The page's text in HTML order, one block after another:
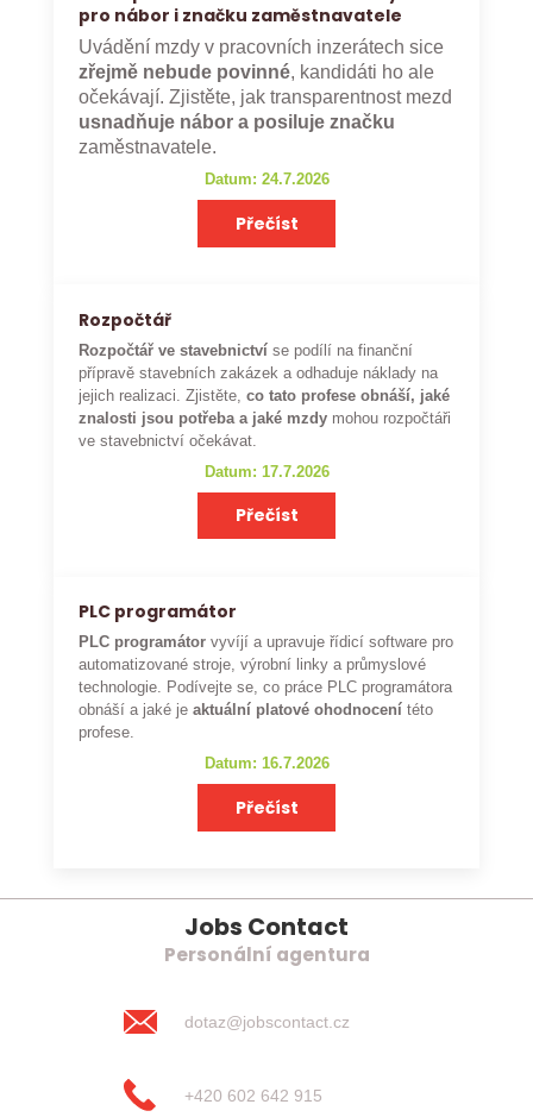
pro nábor i značku zaměstnavatele
Uvádění mzdy v pracovních inzerátech sice
zřejmě nebude povinné, kandidáti ho ale
očekávají. Zjistěte, jak transparentnost mezd
usnadňuje nábor a posiluje značku
zaměstnavatele.
Datum: 24.7.2026
Přečíst
Rozpočtář
Rozpočtář ve stavebnictví se podílí na finanční
přípravě stavebních zakázek a odhaduje náklady na
jejich realizaci. Zjistěte,co tato profese obnáší, jaké
znalosti jsou potřeba a jaké mzdy mohou rozpočtáři
ve stavebnictví očekávat.
Datum: 17.7.2026
Přečíst
PLC programátor
PLC programátor vyvíjí a upravuje řídicí software pro
automatizované stroje, výrobní linky a průmyslové
technologie. Podívejte se, co práce PLC programátora
obnáší a jaké je aktuální platové ohodnocení této
profese.
Datum: 16.7.2026
Přečíst
Jobs Contact
Personální agentura
dotaz@jobscontact.cz
+420 602 642 915